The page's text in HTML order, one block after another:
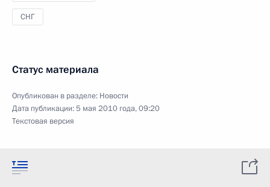
СНГ
Статус материала
Опубликован в разделе: Новости
Дата публикации:5 мая 2010 года, 09:20
Текстовая версия